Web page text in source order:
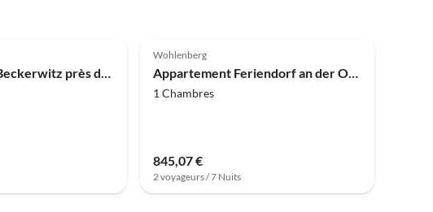
Appartement à Beckerwitz près du lac Ostsee
Wohlenberg
Appartement Feriendorf an der Ostsee, Wohlenberg
1 Chambres
845,07 €
2 voyageurs / 7 Nuits